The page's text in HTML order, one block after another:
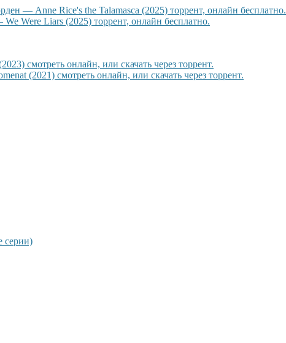
— Anne Rice's the Talamasca (2025) торрент, онлайн бесплатно.
Were Liars (2025) торрент, онлайн бесплатно.
смотреть онлайн, или скачать через торрент.
(2021) смотреть онлайн, или скачать через торрент.
серии)